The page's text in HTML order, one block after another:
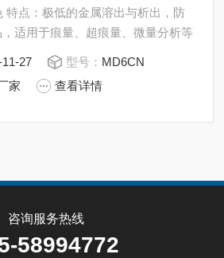
适用于痕量、超痕量、微量分析等
11-27 型号： MD6CN
家 查看详情
咨询服务热线
58994772